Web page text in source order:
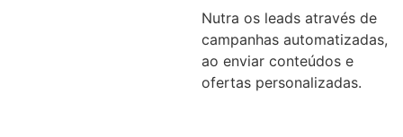
Nutra os leads através de
campanhas automatizadas,
ao enviar conteúdos e
ofertas personalizadas.